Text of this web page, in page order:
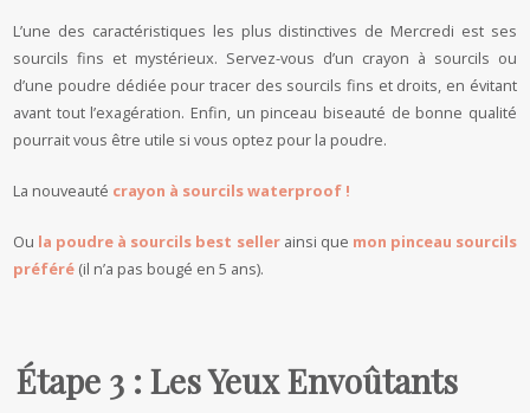
L’une des caractéristiques les plus distinctives de Mercredi est ses
sourcils fins et mystérieux. Servez-vous d’un crayon à sourcils ou
d’une poudre dédiée pour tracer des sourcils fins et droits, en évitant
avant tout l’exagération. Enfin, un pinceau biseauté de bonne qualité
pourrait vous être utile si vous optez pour la poudre.
La nouveauté crayon à sourcils waterproof !
Ou la poudre à sourcils best seller ainsi que mon pinceau sourcils
préféré (il n’a pas bougé en 5 ans).
Étape 3 : Les Yeux Envoûtants